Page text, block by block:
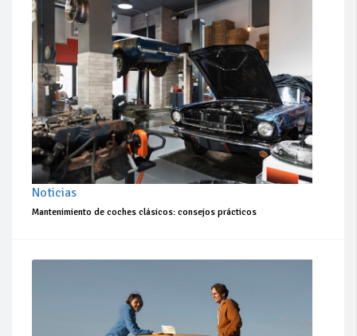
Noticias
Mantenimiento de coches clásicos: consejos prácticos